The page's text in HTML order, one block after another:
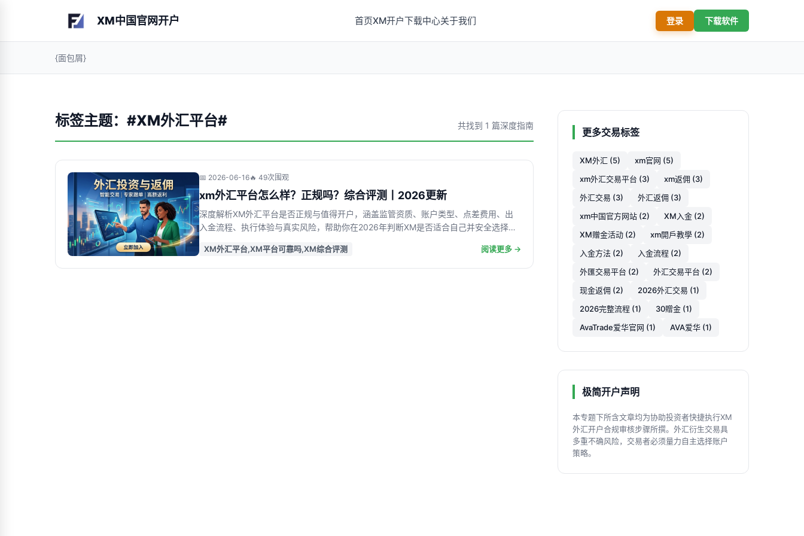
XM中国官网开户 首页XM开户下载中心关于我们 登录 下载软件
{面包屑}
标签主题：#XM外汇平台# 共找到 1 篇深度指南
📅 2026-06-16🔥 49次围观
xm外汇平台怎么样？正规吗？综合评测丨2026更新
深度解析XM外汇平台是否正规与值得开户，涵盖监管资质、账户类型、点差费用、出
入金流程、执行体验与真实风险，帮助你在2026年判断XM是否适合自己并安全选择开
XM外汇平台,XM平台可靠吗,XM综合评测 阅读更多 →
更多交易标签
XM外汇 (5)
xm官网 (5)
xm外汇交易平台 (3)
xm返佣 (3)
外汇交易 (3)
外汇返佣 (3)
xm中国官方网站 (2)
XM入金 (2)
XM赠金活动 (2)
xm開戶教學 (2)
入金方法 (2)
入金流程 (2)
外匯交易平台 (2)
外汇交易平台 (2)
现金返佣 (2)
2026外汇交易 (1)
2026完整流程 (1)
30贈金 (1)
AvaTrade爱华官网 (1)
AVA爱华 (1)
极简开户声明
本专题下所含文章均为协助投资者快捷执行XM
外汇开户合规审核步骤所撰。外汇衍生交易具
多重不确风险，交易者必须量力自主选择账户
策略。